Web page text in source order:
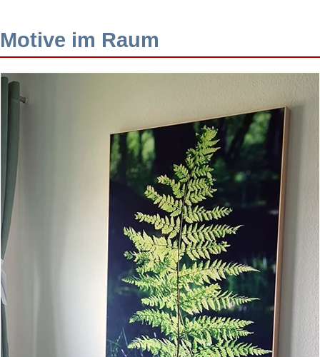
Motive im Raum